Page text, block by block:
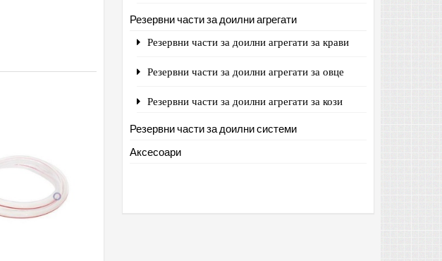
Резервни части за доилни агрегати
Резервни части за доилни агрегати за крави
Резервни части за доилни агрегати за овце
Резервни части за доилни агрегати за кози
Резервни части за доилни системи
Аксесоари